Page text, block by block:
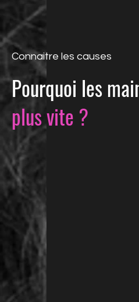
Connaitre les causes
Pourquoi les
plus vite ?